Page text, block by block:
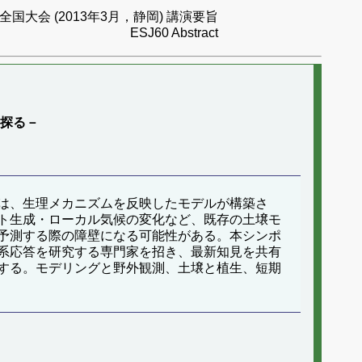
国大会 (2013年3月，静岡) 講演要旨
ESJ60 Abstract
る－
生理メカニズムを反映したモデルが構築さ
生成・ローカル気候の変化など、既存の土壌モ
測する際の障壁になる可能性がある。本シンポ
応答を研究する専門家を招き、最新知見を共有
。モデリングと野外観測、土壌と植生、短期